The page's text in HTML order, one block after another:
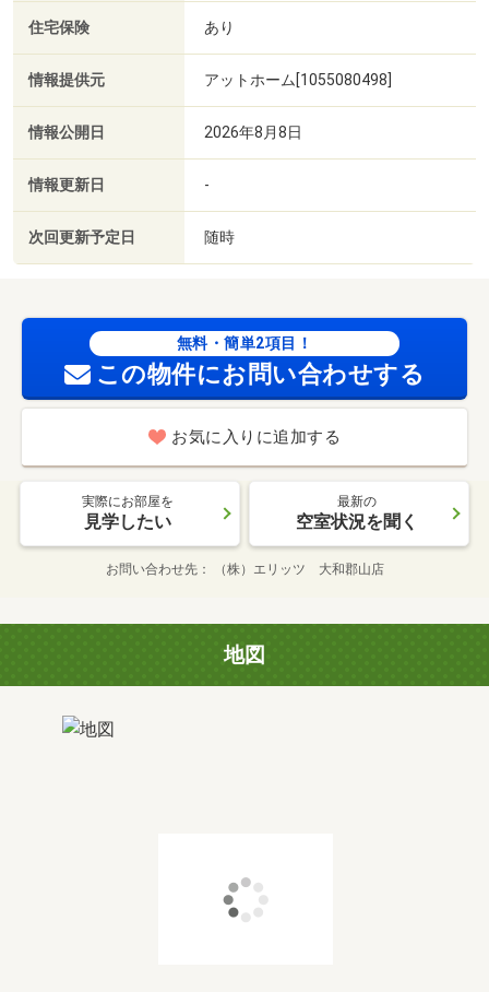
住宅保険 あり
情報提供元 アットホーム[1055080498]
情報公開日 2026年8月8日
情報更新日 -
次回更新予定日 随時
無料・簡単2項目！
この物件にお問い合わせする
お気に入りに追加する
実際にお部屋を
見学したい
最新の
空室状況を聞く
お問い合わせ先 （株）エリッツ 大和郡山店
地図